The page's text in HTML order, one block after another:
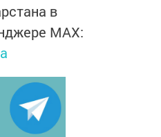
в
MАХ: